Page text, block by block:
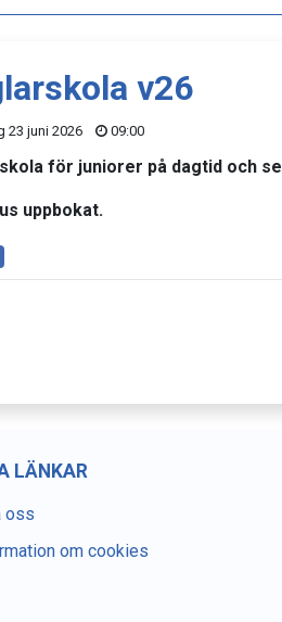
v26
23 juni 2026 09:00
för juniorer på dagtid och
uppbokat.
LÄNKAR
oss
om cookies